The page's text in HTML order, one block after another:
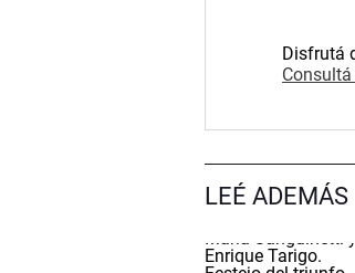
Disfrutá
LEÉ ADEMÁS